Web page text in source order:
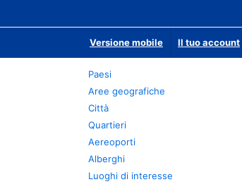
Versione mobile Il tuo account
Paesi
Aree geografiche
Città
Quartieri
Aereoporti
Alberghi
Luoghi di interesse